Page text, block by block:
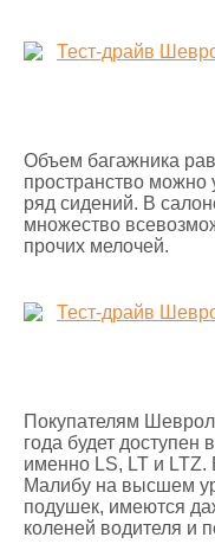
Объем багажника
пространство можно
ряд сидений. В
множество
прочих мелочей.
Покупателям
года будет доступен
именно LS, LT и LTZ.
Малибу на высшем
подушек, имеются
коленей водителя и